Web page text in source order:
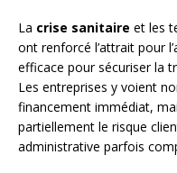
La crise sanitaire et les
ont renforcé l’attrait pour
efficace pour sécuriser la
Les entreprises y voient
financement immédiat,
partiellement le risque
administrative parfois